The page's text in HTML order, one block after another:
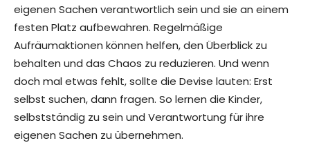
eigenen Sachen verantwortlich sein und sie an einem
festen Platz aufbewahren. Regelmäßige
Aufräumaktionen können helfen, den Überblick zu
behalten und das Chaos zu reduzieren. Und wenn
doch mal etwas fehlt, sollte die Devise lauten: Erst
selbst suchen, dann fragen. So lernen die Kinder,
selbstständig zu sein und Verantwortung für ihre
eigenen Sachen zu übernehmen.